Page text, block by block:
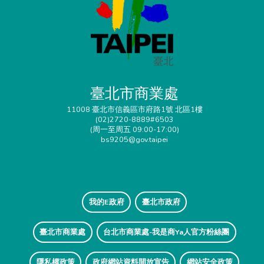
臺北市商業處
11008 臺北市信義區市府路1號 北區1樓
(02)2720-8889#6503
(周一至周五 09:00-17:00)
bs9205@gov.taipei
我的E政府 臺北市政府
臺北市商業處 台北市商業處-我是商Ya人官方粉絲團